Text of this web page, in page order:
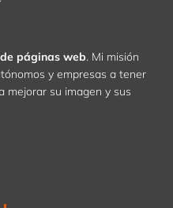
páginas web. Mi misión
y empresas a tener
mejorar su imagen y sus